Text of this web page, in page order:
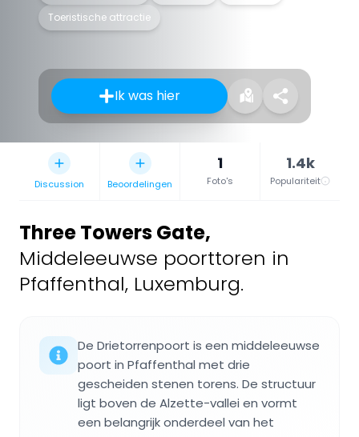
Toeristische attractie
Ik was hier
Discussion Beoordelingen
1
Foto's
1.4k
Populariteit
Three Towers Gate,
Middeleeuwse poorttoren in
Pfaffenthal, Luxemburg.
De Drietorrenpoort is een middeleeuwse
poort in Pfaffenthal met drie
gescheiden stenen torens. De structuur
ligt boven de Alzette-vallei en vormt
een belangrijk onderdeel van het